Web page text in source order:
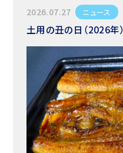
2026.07.27 ニュース
土用の丑の日（2026年）